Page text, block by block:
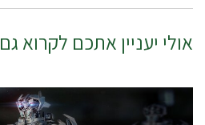
אולי יעניין אתכם לקרוא גם